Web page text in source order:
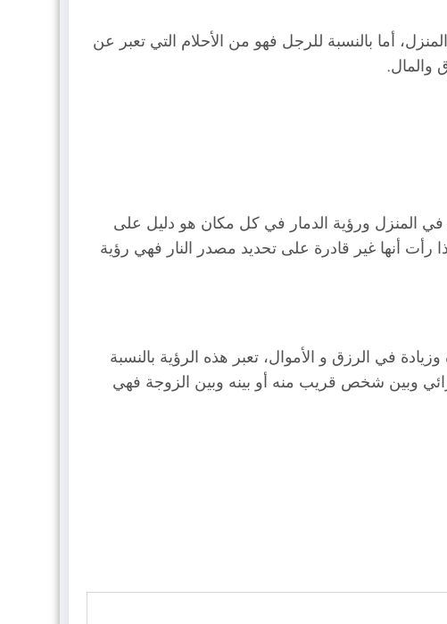
أما بالنسبة للرجل فهو من الأحلام التي تعبر عن
والمال.
في المنزل ورؤية الدمار في كل مكان هو دليل على
رأت أنها غير قادرة على تحديد مصدر النار فهي رؤية
في الرزق و الأموال، تعبر هذه الرؤية بالنسبة
وبين شخص قريب منه أو بينه وبين الزوجة فهي